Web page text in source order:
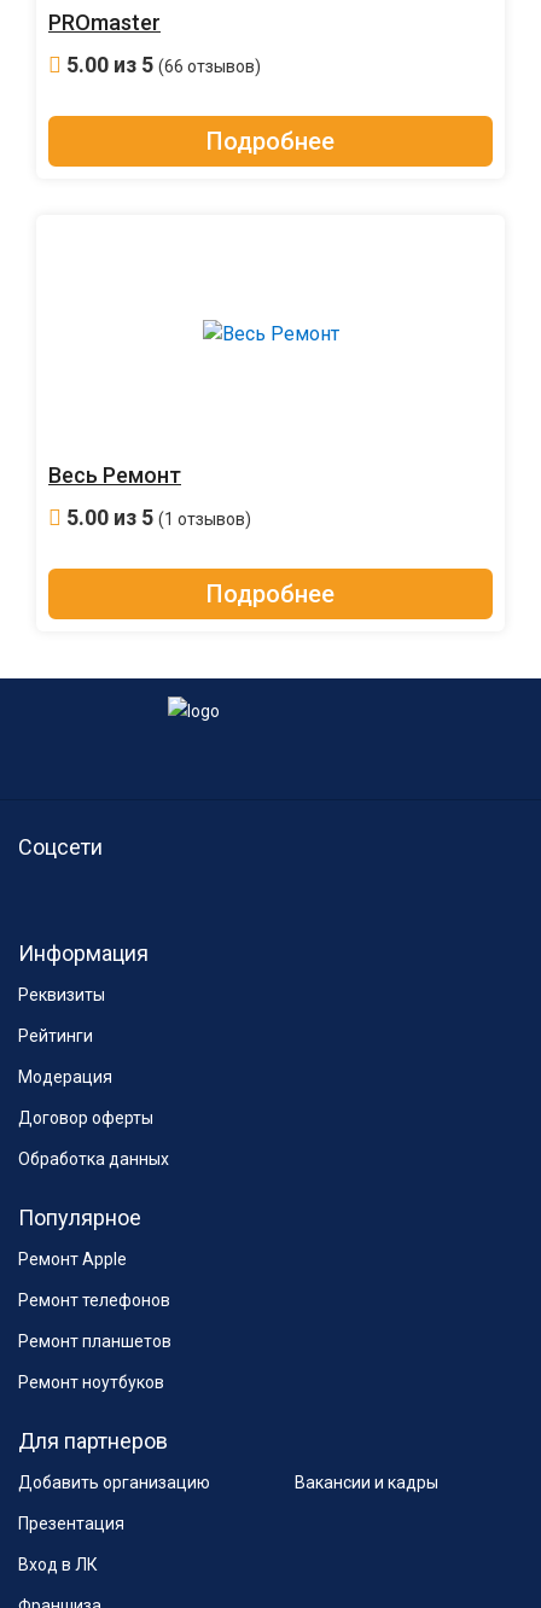
PROmaster
5.00 из 5 (66 отзывов)
Подробнее
Весь Ремонт
5.00 из 5 (1 отзывов)
Подробнее
Для партнеров
Добавить организацию
Презентация
Вход в ЛК
Вакансии и кадры
Популярное
Ремонт Apple
Ремонт телефонов
Ремонт планшетов
Ремонт ноутбуков
Информация
Реквизиты
Рейтинги
Модерация
Договор оферты
Обработка данных
Соцсети